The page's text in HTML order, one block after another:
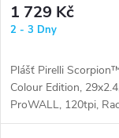
1 729 Kč
2 - 3 Dny
Plášť Pirelli
Colour Edition,
ProWALL, 120tpi,
Compound, červený